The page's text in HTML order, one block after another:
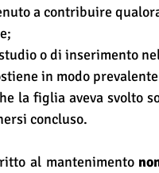
a contribuire
o di inserimento
in modo
la figlia aveva svolto
concluso.
al mantenimento